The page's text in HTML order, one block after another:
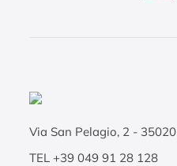
Via San Pelagio, 2 - 35020
TEL+39 049 91 28 128